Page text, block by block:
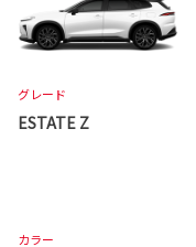
グレード
ESTATE Z
カラー